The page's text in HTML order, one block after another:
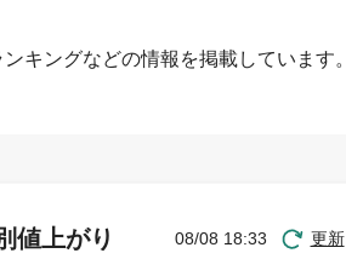
キングなどの情報を掲載しています。